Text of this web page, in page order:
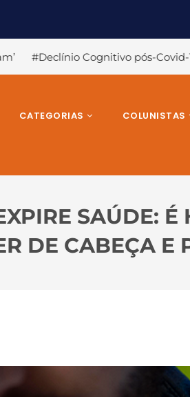
Covid-19 #Por que a Covid-
CATEGORIAS COLUNISTAS
SAÚDE:
DE CABEÇA E